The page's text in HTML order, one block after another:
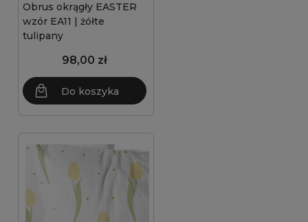
Obrus okrągły EASTER
wzór EA11 | żółte
tulipany
98,00 zł
Do koszyka